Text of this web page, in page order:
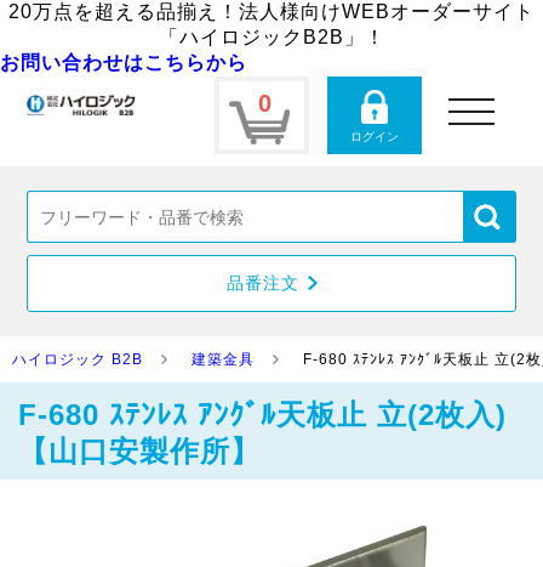
20万点を超える品揃え！法人様向けWEBオーダーサイト
「ハイロジックB2B」！
お問い合わせはこちらから
0
ログイン
toggle
navigation
品番注文
ハイロジック B2B 建築金具 F-680 ｽﾃﾝﾚｽ ｱﾝｸﾞﾙ天板止 立(2
F-680 ｽﾃﾝﾚｽ ｱﾝｸﾞﾙ天板止 立(2枚入)
【山口安製作所】